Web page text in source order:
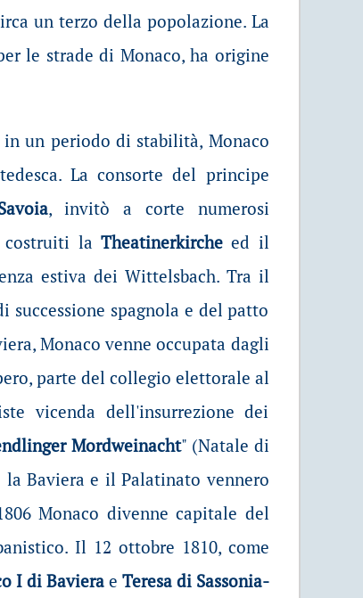
un terzo della popolazione. La
le strade di Monaco, ha origine
un periodo di stabilità, Monaco
La consorte del principe
, invitò a corte numerosi
la Theatinerkircheed il
estiva dei Wittelsbach. Tra il
successione spagnola e del patto
Monaco venne occupata dagli
parte del collegio elettorale al
vicenda dell'insurrezione dei
Mordweinacht" (Natale di
la Baviera e il Palatinato vennero
Monaco divenne capitale del
Il 12 ottobre 1810, come
I di Bavierae Teresa di Sassonia-